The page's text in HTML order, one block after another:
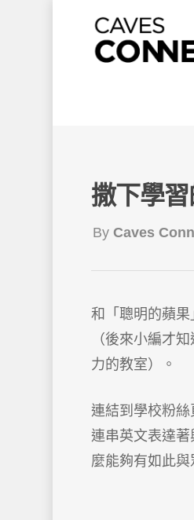
撒下學
By Caves
和「聰明的蘋
（後來小編才
力的教室）。
連結到學校粉
連串英文表達
麼能夠有如此